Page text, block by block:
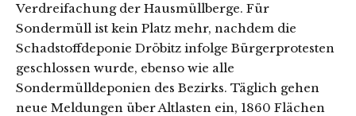
Verdreifachung der Hausmüllberge. Für
Sondermüll ist kein Platz mehr, nachdem die
Schadstoffdeponie Dröbitz infolge Bürgerprotesten
geschlossen wurde, ebenso wie alle
Sondermülldeponien des Bezirks. Täglich gehen
neue Meldungen über Altlasten ein, 1860 Flächen